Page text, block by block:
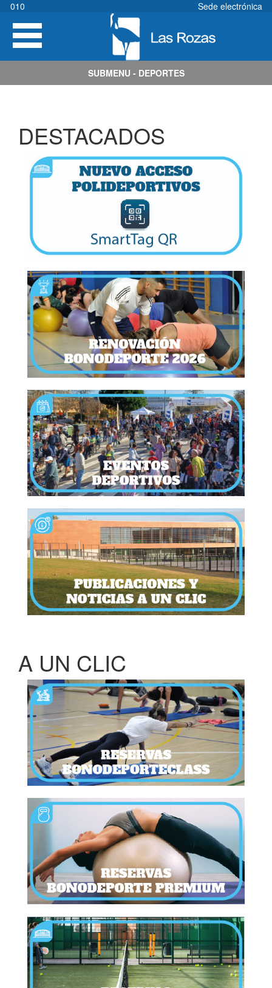
Pasar
contenido
principal
010
Sede electrónica
Toggle
navigation
SUBMENU - DEPORTES
DESTACADOS
A UN CLIC